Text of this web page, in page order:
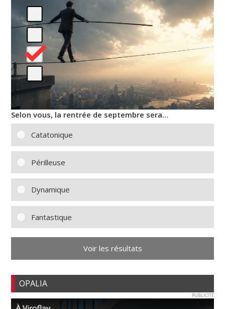
Selon vous, la rentrée de septembre sera…
Catatonique
Périlleuse
Dynamique
Fantastique
Voir les résultats
OPALIA
PUBLICITE